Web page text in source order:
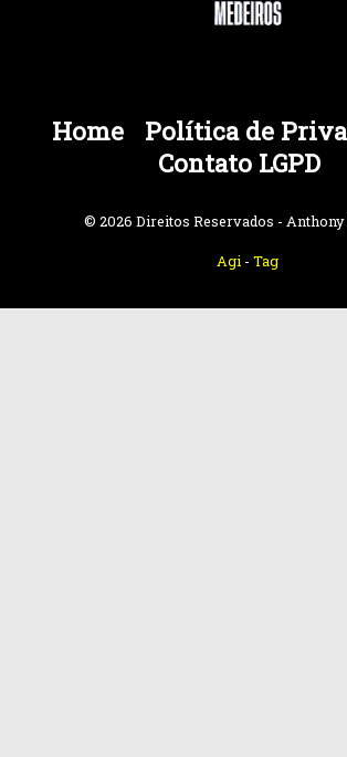
Home
Política de
Contato LGPD
© 2026 Direitos Reservados -
Agi - Tag